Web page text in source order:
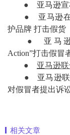
● 亚马逊
● 亚马逊
护品牌 打击假货
● 亚马
Action”打击假冒
● 亚马逊
● 亚马逊联
对假冒者提出诉
相关文章